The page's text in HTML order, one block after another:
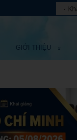
GIỚI THIỆU